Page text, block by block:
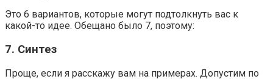
Это 6 вариантов, которые могут подтолкнуть вас к
какой-то идее. Обещано было 7, поэтому:
7. Синтез
Проще, если я расскажу вам на примерах. Допустим по